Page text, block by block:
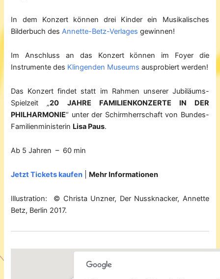
In dem Konzert können drei Kinder ein Musikalisches
Bilderbuch desAnnette-Betz-Verlages gewinnen!
Im Anschluss an das Konzert können im Foyer die
Instrumente des Klingenden Museums ausprobiert werden!
Das Konzert findet statt im Rahmen unserer Jubiläums-
Spielzeit „20 JAHRE FAMILIENKONZERTE IN DER
PHILHARMONIE“ unter der Schirmherrschaft von Bundes-
Familienministerin Lisa Paus.
Ab 5 Jahren – 60 min
Jetzt Tickets kaufen Mehr Informationen
Illustration: © Christa Unzner, Der Nussknacker, Annette
Betz, Berlin 2017.